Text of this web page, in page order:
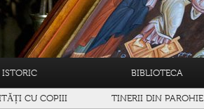
ISTORIC BIBLIOTECA
CU COPIII TINERII DIN PAROHIE